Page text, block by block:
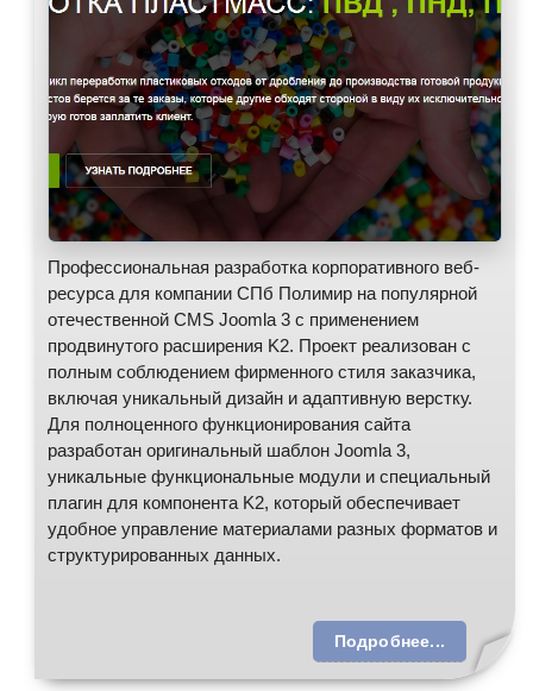
Профессиональная разработка корпоративного веб-
ресурса для компании СПб Полимир на популярной
отечественной CMS Joomla 3 с применением
продвинутого расширения K2. Проект реализован с
полным соблюдением фирменного стиля заказчика,
включая уникальный дизайн и адаптивную верстку.
Для полноценного функционирования сайта
разработан оригинальный шаблон Joomla 3,
уникальные функциональные модули и специальный
плагин для компонента K2, который обеспечивает
удобное управление материалами разных форматов и
структурированных данных.
Подробнее...